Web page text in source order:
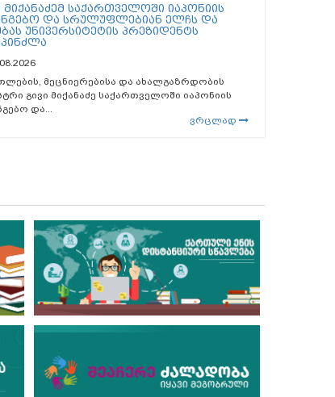
მიქანაძემ საქართველოში იაპონიის
და სრულუფლებიან ელჩს და
უნივერსიტეტის პრეზიდენტს
მეცნიერებისა და ახალგაზრდობის
გივი მიქანაძე საქართველოში იაპონიის
და...
ვრცლად